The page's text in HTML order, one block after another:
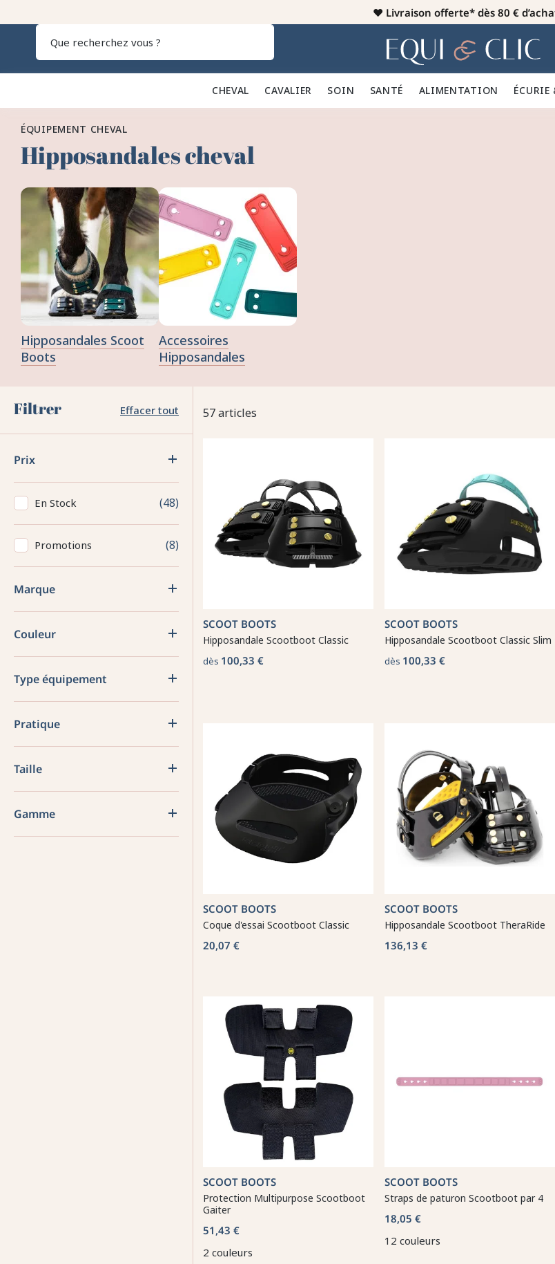
♥️ Livraison offerte* dès 80 €
Home
CHEVAL 🐎 CAVALIER 👕 SOIN 🪮 SANTÉ ✨ ALIMENTATION 🥕 ÉCURIE
ÉQUIPEMENT CHEVAL
Hipposandales cheval
Hipposandales Scoot
Boots
Accessoires
Hipposandales
Filtrer Effacer tout
Prix
En Stock 48
Promotions 8
Marque
Couleur
Type équipement
Pratique
Taille
Gamme
57 articles
SCOOT BOOTS
Hipposandale Scootboot Classic
dès 100,33 €
SCOOT BOOTS
Hipposandale Scootboot Classic Slim
dès 100,33 €
SCOOT BOOTS
Coque d'essai Scootboot Classic
20,07 €
SCOOT BOOTS
Hipposandale Scootboot TheraRide
136,13 €
SCOOT BOOTS
Protection Multipurpose Scootboot
Gaiter
51,43 €
2 couleurs
SCOOT BOOTS
Straps de paturon Scootboot par 4
18,05 €
12 couleurs